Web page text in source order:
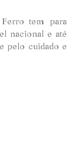
tem para
nacional e até
pelo cuidado e